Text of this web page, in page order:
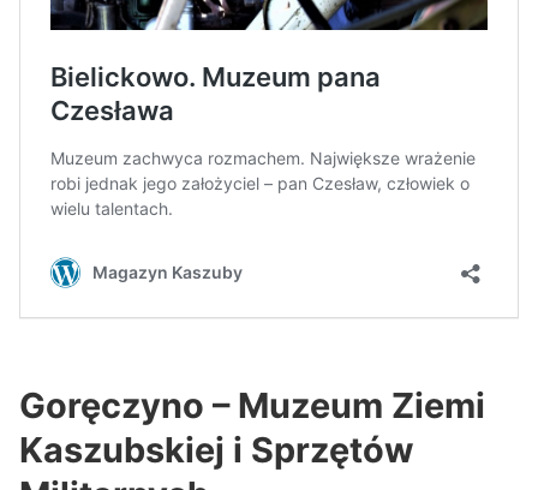
Goręczyno – Muzeum Ziemi
Kaszubskiej i Sprzętów